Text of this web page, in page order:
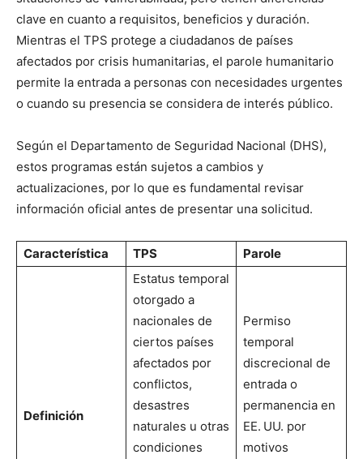
clave en cuanto a requisitos, beneficios y duración.
Mientras el TPS protege a ciudadanos de países
afectados por crisis humanitarias, el parole humanitario
permite la entrada a personas con necesidades urgentes
o cuando su presencia se considera de interés público.
Según el Departamento de Seguridad Nacional (DHS),
estos programas están sujetos a cambios y
actualizaciones, por lo que es fundamental revisar
información oficial antes de presentar una solicitud.
Característica TPS Parole
Definición
Estatus temporal
otorgado a
nacionales de
ciertos países
afectados por
conflictos,
desastres
naturales u otras
condiciones
Permiso
temporal
discrecional de
entrada o
permanencia en
EE. UU. por
motivos